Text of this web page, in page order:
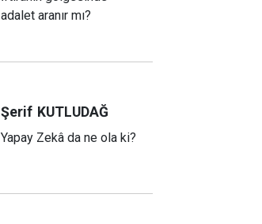
adalet aranır mı?
Şerif KUTLUDAĞ
Yapay Zekâ da ne ola ki?